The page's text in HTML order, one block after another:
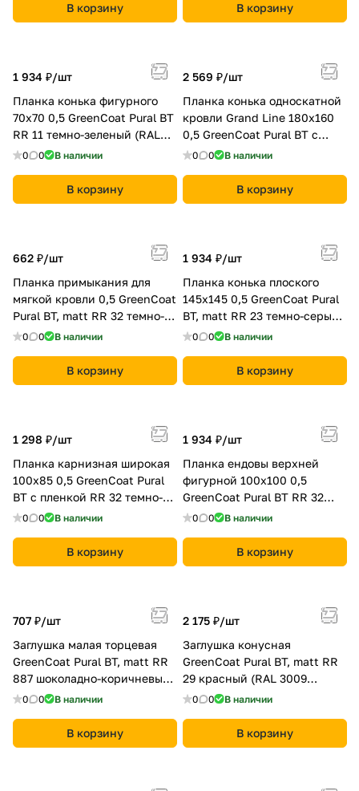
В корзину В корзину
1 934 ₽/шт
Планка конька фигурного
70x70 0,5 GreenCoat Pural BT
RR 11 темно-зеленый (RAL
6020 хромовая зелень)
0 0 В наличии
В корзину
2 569 ₽/шт
Планка конька односкатной
кровли Grand Line 180x160
0,5 GreenCoat Pural BT с
пленкой RR 23 темно-серый
0 0 В наличии
В корзину
662 ₽/шт
Планка примыкания для
мягкой кровли 0,5 GreenCoat
Pural BT, matt RR 32 темно-
коричневый (RAL 8019 серо-
0 0 В наличии
В корзину
1 934 ₽/шт
Планка конька плоского
145х145 0,5 GreenCoat Pural
BT, matt RR 23 темно-серый
(RAL 7024 мокрый асфальт)
0 0 В наличии
В корзину
1 298 ₽/шт
Планка карнизная широкая
100х85 0,5 GreenCoat Pural
BT с пленкой RR 32 темно-
коричневый (RAL 8019 серо-
0 0 В наличии
В корзину
1 934 ₽/шт
Планка ендовы верхней
фигурной 100x100 0,5
GreenCoat Pural BT RR 32
темно-коричневый (RAL
0 0 В наличии
В корзину
707 ₽/шт
Заглушка малая торцевая
GreenCoat Pural BT, matt RR
887 шоколадно-коричневый
(RAL 8017 шоколад)
0 0 В наличии
В корзину
2 175 ₽/шт
Заглушка конусная
GreenCoat Pural BT, matt RR
29 красный (RAL 3009
оксидно-красный)
0 0 В наличии
В корзину